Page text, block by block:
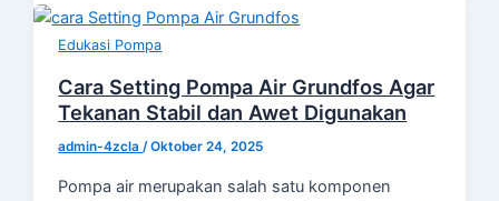
Edukasi Pompa
Cara Setting Pompa Air Grundfos Agar
Tekanan Stabil dan Awet Digunakan
admin-4zcla/Oktober 24, 2025
Pompa air merupakan salah satu komponen